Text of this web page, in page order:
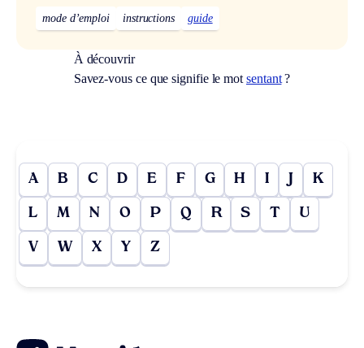
mode d’emploi instructions guide
À découvrir
Savez-vous ce que signifie le mot sentant?
A B C D E F G H I J K
L M N O P Q R S T U
V W X Y Z